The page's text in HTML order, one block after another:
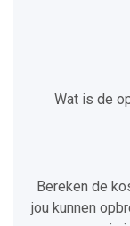
Wat is de
Bereken de
jou kunnen